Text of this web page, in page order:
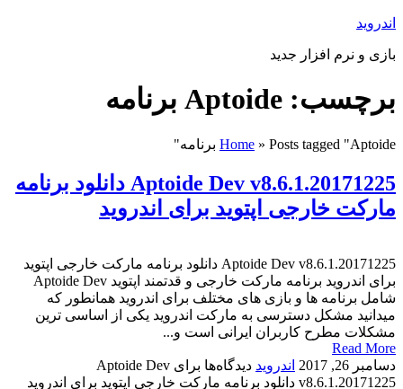
اندروید
بازی و نرم افزار جدید
برچسب: Aptoide برنامه
Home » Posts tagged "Aptoide برنامه"
Aptoide Dev v8.6.1.20171225 دانلود برنامه
مارکت خارجی اپتوید برای اندروید
Aptoide Dev v8.6.1.20171225 دانلود برنامه مارکت خارجی اپتوید
برای اندروید برنامه مارکت خارجی و قدتمند اپتوید Aptoide Dev
شامل برنامه ها و بازی های مختلف برای اندروید همانطور که
میدانید مشکل دسترسی به مارکت اندروید یکی از اساسی ترین
مشکلات مطرح کاربران ایرانی است و...
Read More
دسامبر 26, 2017
اندروید دیدگاه‌ها
برای Aptoide Dev
v8.6.1.20171225 دانلود برنامه مارکت خارجی اپتوید برای اندروید